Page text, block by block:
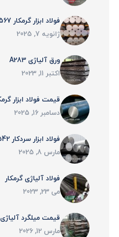
فولاد ابزار گرمکار 1.2567
ژانویه 7, 2025
ورق آلیاژی A283
اکتبر 11, 2023
قیمت فولاد ابزار
دسامبر 16, 2025
فولاد ابزار سردکار 1.2542
مارس 8, 2025
فولاد آلياژی گرمكار
می 23, 2023
قیمت میلگرد آلیاژی VCN200
مارس 12, 2026